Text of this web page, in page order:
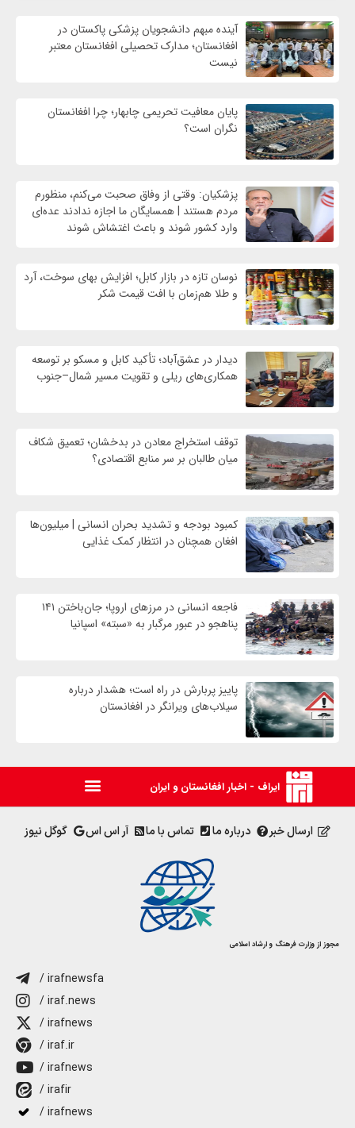
آینده مبهم دانشجویان پزشکی پاکستان در
افغانستان؛ مدارک تحصیلی افغانستان معتبر
نیست
پایان معافیت تحریمی‌ چابهار؛ چرا افغانستان
نگران است؟
پزشکیان: وقتی از وفاق صحبت می‌کنم، منظورم
مردم هستند | همسایگان ما اجازه ندادند عده‌ای
وارد کشور شوند و باعث اغتشاش شوند
نوسان تازه در بازار کابل؛ افزایش بهای سوخت، آرد
و طلا هم‌زمان با افت قیمت شکر
دیدار در عشق‌آباد؛ تأکید کابل و مسکو بر توسعه
همکاری‌های ریلی و تقویت مسیر شمال–جنوب
توقف استخراج معادن در بدخشان؛ تعمیق شکاف
میان طالبان بر سر منابع اقتصادی؟
کمبود بودجه و تشدید بحران انسانی | میلیون‌ها
افغان همچنان در انتظار کمک غذایی
فاجعه انسانی در مرزهای اروپا؛ جان‌باختن ۱۴۱
پناهجو در عبور مرگبار به «سبته» اسپانیا
پاییز پربارش در راه است؛ هشدار درباره
سیلاب‌های ویرانگر در افغانستان
ایراف - اخبار افغانستان و ایران
ارسال خبر درباره ما تماس با ما آر اس اس گوگل نیوز
مجوز از وزارت فرهنگ و ارشاد اسلامی
/ irafnewsfa
/ iraf.news
/ irafnews
/ iraf.ir
/ irafnews
/ irafir
/ irafnews